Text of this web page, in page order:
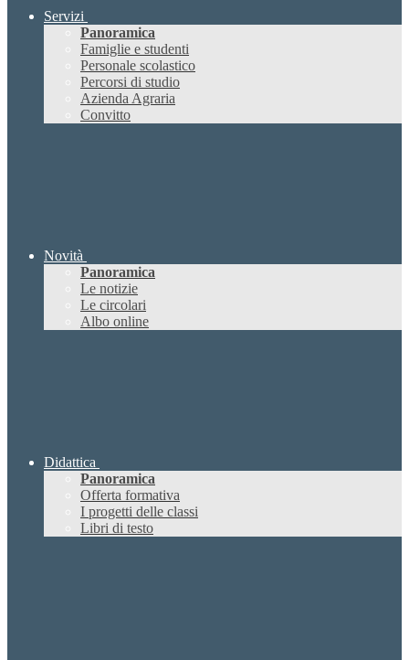
Servizi
Panoramica
Famiglie e studenti
Personale scolastico
Percorsi di studio
Azienda Agraria
Convitto
Novità
Panoramica
Le notizie
Le circolari
Albo online
Didattica
Panoramica
Offerta formativa
I progetti delle classi
Libri di testo